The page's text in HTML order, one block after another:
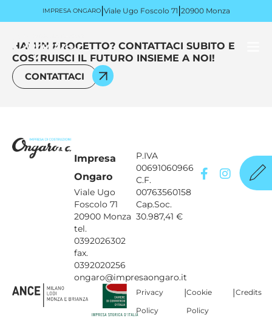
IMPRESA ONGARO|Viale Ugo Foscolo 71 |20900 Monza
HAI UN PROGETTO? CONTATTACI SUBITO E
COSTRUISCI IL FUTURO INSIEME A NOI!
CONTATTACI
Impresa
Ongaro
Viale Ugo
Foscolo 71
20900 Monza
tel.
0392026302
fax.
0392020256
ongaro@impresaongaro.it
P.IVA
00691060966
C.F.
00763560158
Cap.Soc.
30.987,41 €
Privacy
Policy
|Cookie
Policy
|Credits